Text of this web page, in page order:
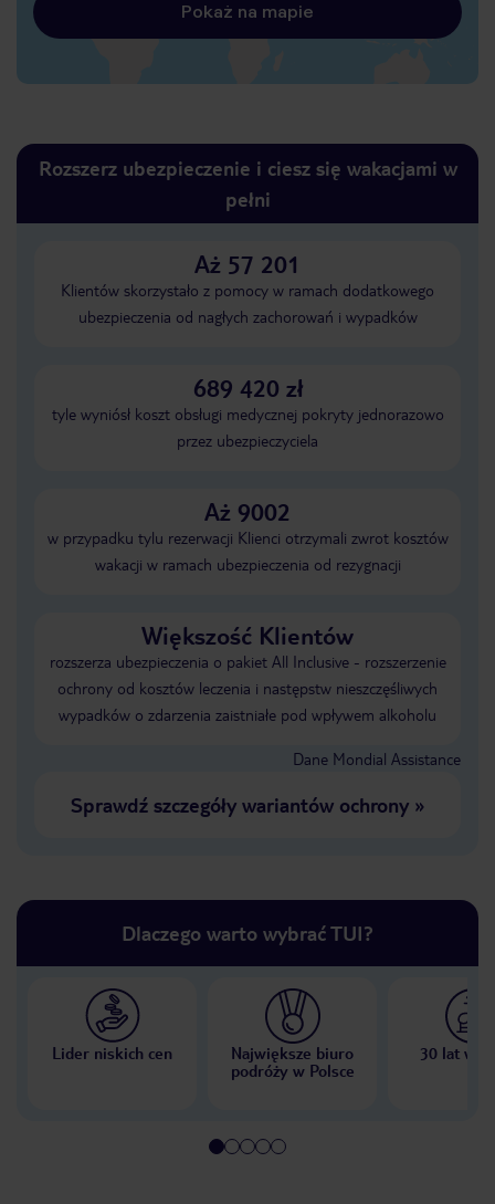
Pokaż na mapie
Rozszerz ubezpieczenie i ciesz się wakacjami w
pełni
Aż 57 201
Klientów skorzystało z pomocy w ramach dodatkowego
ubezpieczenia od nagłych zachorowań i wypadków
689 420 zł
tyle wyniósł koszt obsługi medycznej pokryty jednorazowo
przez ubezpieczyciela
Aż 9002
w przypadku tylu rezerwacji Klienci otrzymali zwrot kosztów
wakacji w ramach ubezpieczenia od rezygnacji
Większość Klientów
rozszerza ubezpieczenia o pakiet All Inclusive - rozszerzenie
ochrony od kosztów leczenia i następstw nieszczęśliwych
wypadków o zdarzenia zaistniałe pod wpływem alkoholu
Dane Mondial Assistance
Sprawdź szczegóły wariantów ochrony»
Dlaczego warto wybrać TUI?
Lider niskich cen
Największe biuro
podróży w Polsce
30 lat w